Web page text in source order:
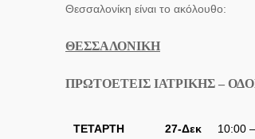
Θεσσαλονίκη είναι το ακόλουθο:
ΘΕΣΣΑΛΟΝΙΚΗ
ΠΡΩΤΟΕΤΕΙΣ ΙΑΤΡΙΚΗΣ –
ΤΕΤΑΡΤΗ 27-Δεκ 10:00